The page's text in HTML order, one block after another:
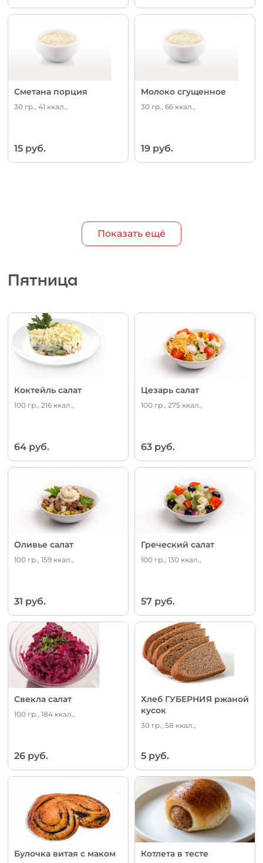
Сметана порция
30 гр., 41 ккал.,
15 руб.
Молоко сгущенное
30 гр., 66 ккал.,
19 руб.
Показать ещё
Пятница
Коктейль салат
100 гр., 216 ккал.,
64 руб.
Цезарь салат
100 гр., 275 ккал.,
63 руб.
Оливье салат
100 гр., 159 ккал.,
31 руб.
Греческий салат
100 гр., 130 ккал.,
57 руб.
Свекла салат
100 гр., 184 ккал.,
26 руб.
Хлеб ГУБЕРНИЯ ржаной
кусок
30 гр., 58 ккал.,
5 руб.
Булочка витая с маком Котлета в тесте